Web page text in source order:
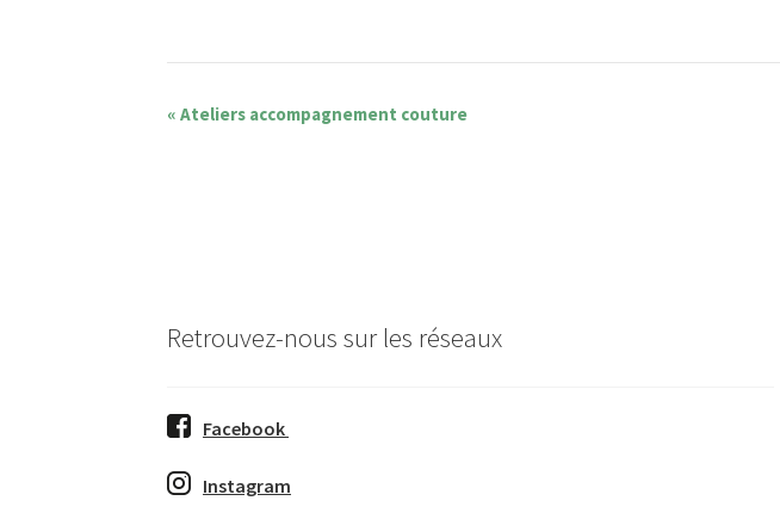
« Ateliers accompagnement couture
Retrouvez-nous sur les réseaux
Facebook
Instagram